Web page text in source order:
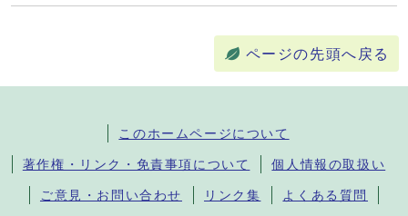
ページの先頭へ戻る
このホームページについて
著作権・リンク・免責事項について 個人情報の取扱い
ご意見・お問い合わせ リンク集 よくある質問